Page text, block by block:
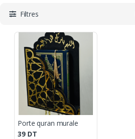
Filtres
Porte quran murale
39 DT